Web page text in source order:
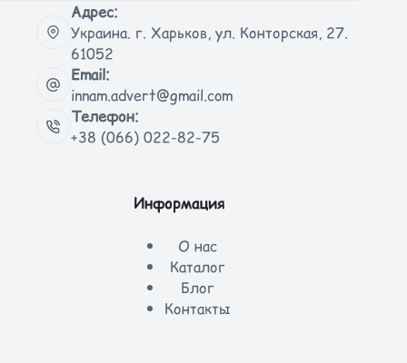
Адрес:
Украина. г. Харьков, ул. Конторская, 27.
61052
Email:
innam.advert@gmail.com
Телефон:
+38 (066) 022-82-75
Информация
О нас
Каталог
Блог
Контакты